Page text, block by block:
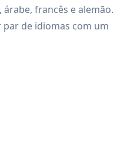
francês e alemão.
de idiomas com um